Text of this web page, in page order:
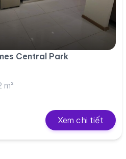
Central Park
m²
Xem chi tiết